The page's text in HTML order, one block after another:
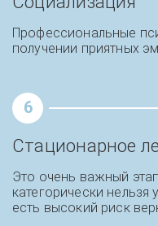
Опыт вывода из
состояния
Профессиональные
получении приятных
6
Стационарное
Это очень важный
категорически нельзя
есть высокий риск